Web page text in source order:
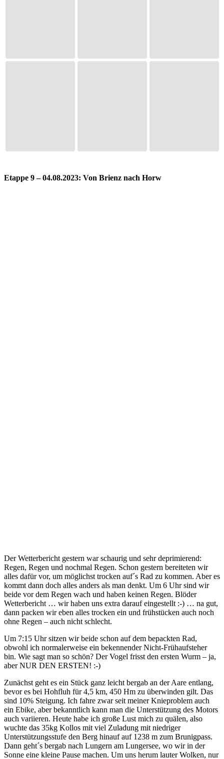
Etappe 9 – 04.08.2023: Von Brienz nach Horw
Der Wetterbericht gestern war schaurig und sehr deprimierend:
Regen, Regen und nochmal Regen. Schon gestern bereiteten wir
alles dafür vor, um möglichst trocken auf´s Rad zu kommen. Aber es
kommt dann doch alles anders als man denkt. Um 6 Uhr sind wir
beide vor dem Regen wach und haben keinen Regen. Blöder
Wetterbericht … wir haben uns extra darauf eingestellt :-) … na gut,
dann packen wir eben alles trocken ein und frühstücken auch noch
ohne Regen – auch nicht schlecht.
Um 7:15 Uhr sitzen wir beide schon auf dem bepackten Rad,
obwohl ich normalerweise ein bekennender Nicht-Frühaufsteher
bin. Wie sagt man so schön? Der Vogel frisst den ersten Wurm – ja,
aber NUR DEN ERSTEN! :-)
Zunächst geht es ein Stück ganz leicht bergab an der Aare entlang,
bevor es bei Hohfluh für 4,5 km, 450 Hm zu überwinden gilt. Das
sind 10% Steigung. Ich fahre zwar seit meiner Knieproblem auch
ein Ebike, aber bekanntlich kann man die Unterstützung des Motors
auch variieren. Heute habe ich große Lust mich zu quälen, also
wuchte das 35kg Kollos mit viel Zuladung mit niedriger
Unterstützungsstufe den Berg hinauf auf 1238 m zum Brunigpass.
Dann geht´s bergab nach Lungern am Lungersee, wo wir in der
Sonne eine kleine Pause machen. Um uns herum lauter Wolken, nur